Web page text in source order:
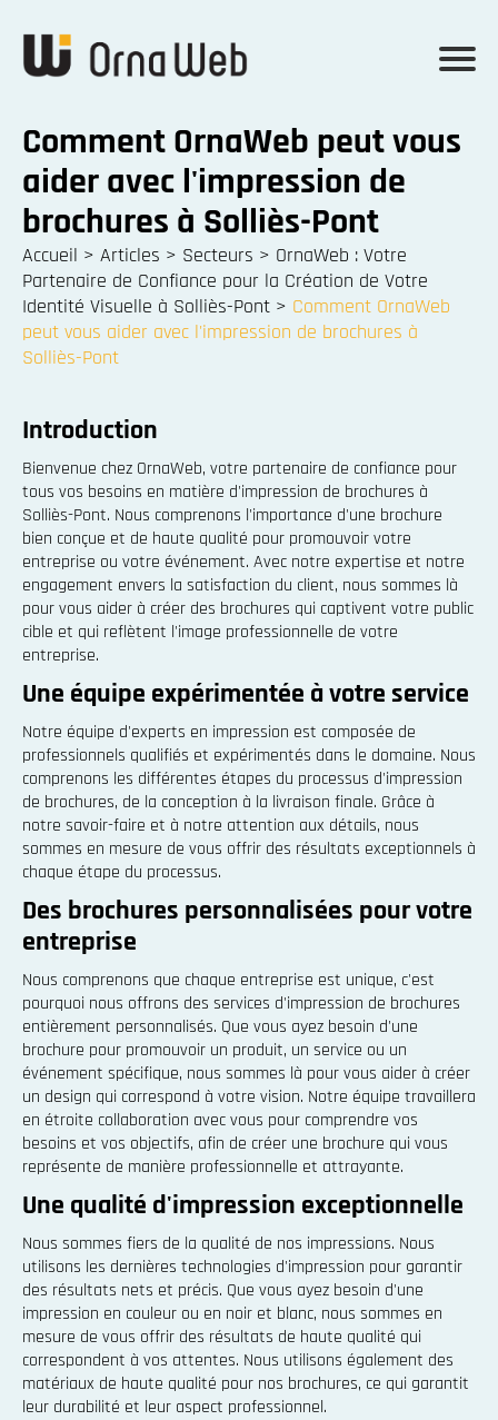
Comment OrnaWeb peut vous
aider avec l'impression de
brochures à Solliès-Pont
Accueil > Articles > Secteurs > OrnaWeb : Votre
Partenaire de Confiance pour la Création de Votre
Identité Visuelle à Solliès-Pont > Comment OrnaWeb
peut vous aider avec l'impression de brochures à
Solliès-Pont
Introduction
Bienvenue chez OrnaWeb, votre partenaire de confiance pour
tous vos besoins en matière d'impression de brochures à
Solliès-Pont. Nous comprenons l'importance d'une brochure
bien conçue et de haute qualité pour promouvoir votre
entreprise ou votre événement. Avec notre expertise et notre
engagement envers la satisfaction du client, nous sommes là
pour vous aider à créer des brochures qui captivent votre public
cible et qui reflètent l'image professionnelle de votre
entreprise.
Une équipe expérimentée à votre service
Notre équipe d'experts en impression est composée de
professionnels qualifiés et expérimentés dans le domaine. Nous
comprenons les différentes étapes du processus d'impression
de brochures, de la conception à la livraison finale. Grâce à
notre savoir-faire et à notre attention aux détails, nous
sommes en mesure de vous offrir des résultats exceptionnels à
chaque étape du processus.
Des brochures personnalisées pour votre
entreprise
Nous comprenons que chaque entreprise est unique, c'est
pourquoi nous offrons des services d'impression de brochures
entièrement personnalisés. Que vous ayez besoin d'une
brochure pour promouvoir un produit, un service ou un
événement spécifique, nous sommes là pour vous aider à créer
un design qui correspond à votre vision. Notre équipe travaillera
en étroite collaboration avec vous pour comprendre vos
besoins et vos objectifs, afin de créer une brochure qui vous
représente de manière professionnelle et attrayante.
Une qualité d'impression exceptionnelle
Nous sommes fiers de la qualité de nos impressions. Nous
utilisons les dernières technologies d'impression pour garantir
des résultats nets et précis. Que vous ayez besoin d'une
impression en couleur ou en noir et blanc, nous sommes en
mesure de vous offrir des résultats de haute qualité qui
correspondent à vos attentes. Nous utilisons également des
matériaux de haute qualité pour nos brochures, ce qui garantit
leur durabilité et leur aspect professionnel.